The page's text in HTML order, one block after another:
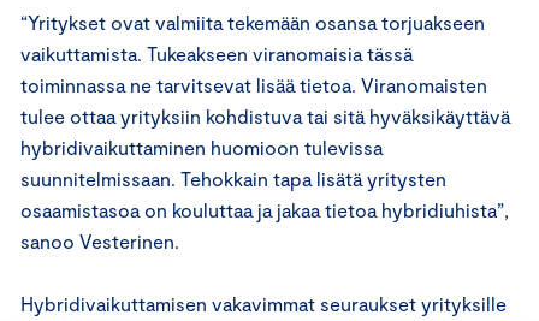
“Yritykset ovat valmiita tekemään osansa torjuakseen
vaikuttamista. Tukeakseen viranomaisia tässä
toiminnassa ne tarvitsevat lisää tietoa. Viranomaisten
tulee ottaa yrityksiin kohdistuva tai sitä hyväksikäyttävä
hybridivaikuttaminen huomioon tulevissa
suunnitelmissaan. Tehokkain tapa lisätä yritysten
osaamistasoa on kouluttaa ja jakaa tietoa hybridiuhista”,
sanoo Vesterinen.
Hybridivaikuttamisen vakavimmat seuraukset yrityksille